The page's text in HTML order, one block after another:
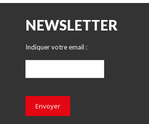
NEWSLETTER
Indiquer votre email :
Envoyer